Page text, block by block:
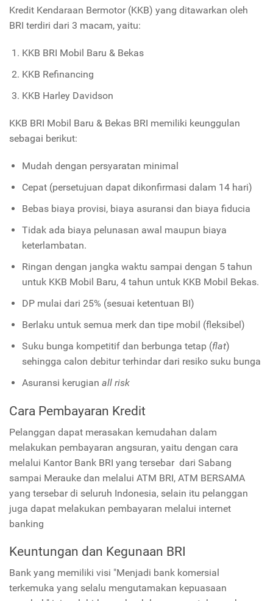
Kredit Kendaraan Bermotor (KKB) yang ditawarkan oleh
BRI terdiri dari 3 macam, yaitu:
KKB BRI Mobil Baru & Bekas
KKB Refinancing
KKB Harley Davidson
KKB BRI Mobil Baru & Bekas BRI memiliki keunggulan
sebagai berikut:
Mudah dengan persyaratan minimal
Cepat (persetujuan dapat dikonfirmasi dalam 14 hari)
Bebas biaya provisi, biaya asuransi dan biaya fiducia
Tidak ada biaya pelunasan awal maupun biaya
keterlambatan.
Ringan dengan jangka waktu sampai dengan 5 tahun
untuk KKB Mobil Baru, 4 tahun untuk KKB Mobil Bekas.
DP mulai dari 25% (sesuai ketentuan BI)
Berlaku untuk semua merk dan tipe mobil (fleksibel)
Suku bunga kompetitif dan berbunga tetap (flat)
sehingga calon debitur terhindar dari resiko suku bunga
Asuransi kerugian all risk
Cara Pembayaran Kredit
Pelanggan dapat merasakan kemudahan dalam
melakukan pembayaran angsuran, yaitu dengan cara
melalui Kantor Bank BRI yang tersebar dari Sabang
sampai Merauke dan melalui ATM BRI, ATM BERSAMA
yang tersebar di seluruh Indonesia, selain itu pelanggan
juga dapat melakukan pembayaran melalui internet
banking
Keuntungan dan Kegunaan BRI
Bank yang memiliki visi "Menjadi bank komersial
terkemuka yang selalu mengutamakan kepuasaan